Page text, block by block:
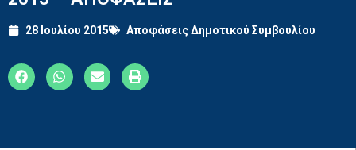
28 Ιουλίου 2015 Αποφάσεις Δημοτικού Συμβουλίου